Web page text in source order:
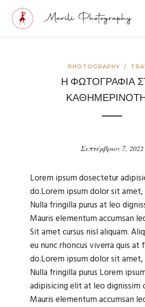
PHOTOGRAPHY /
Η ΦΩΤΟΓΡΑΦΙΑ
Σεπτέμβριος 7, 2022
Lorem ipsum dosectetur
do.Lorem ipsum dolor sit
Nulla fringilla purus at leo
Mauris elementum accumsan
Sit amet cursus nisl aliquam.
eu nunc rhoncus viverra quis at
do.Lorem ipsum dolor sit
Nulla fringilla purus Lorem
adipisicing elit at leo dignissim
Mauris elementum accumsan